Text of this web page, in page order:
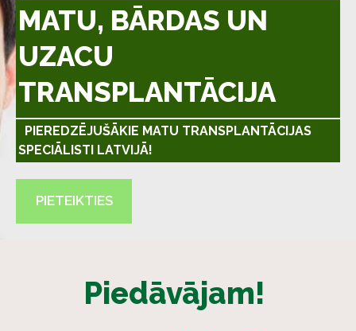
MATU, BĀRDAS UN
UZACU
TRANSPLANTĀCIJA
PIEREDZĒJUŠĀKIE MATU TRANSPLANTĀCIJAS
SPECIĀLISTI LATVIJĀ!
​PIETEIKTIES​
Piedāvājam!